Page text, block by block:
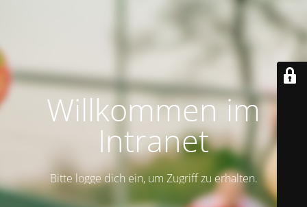
Willkommen im
Intranet
Bitte logge dich ein, um Zugriff zu erhalten.